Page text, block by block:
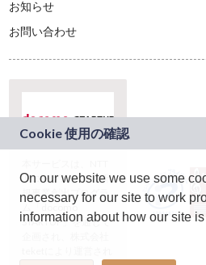
お知らせ
お問い合わせ
ドコモグループの新
規事業創出プログラ
ム「docomo
STARTUP」を通じて
On our website we use some
necessary for our site to work
information about how our site